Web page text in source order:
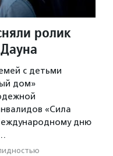
ролик
с детьми
дом»
«Сила
дню